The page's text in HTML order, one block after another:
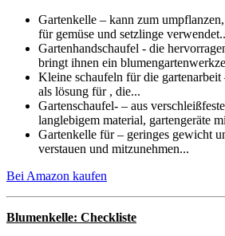
Gartenkelle – kann zum
für gemüse und setzlinge
Gartenhandschaufel - die
bringt ihnen ein
Kleine schaufeln für die gartenarbeit
als lösung für , die...
Gartenschaufel- – aus
langlebigem material, gartengeräte
Gartenkelle für – geringes gewicht
verstauen und mitzunehmen...
Bei Amazon kaufen
Blumenkelle: Checkliste